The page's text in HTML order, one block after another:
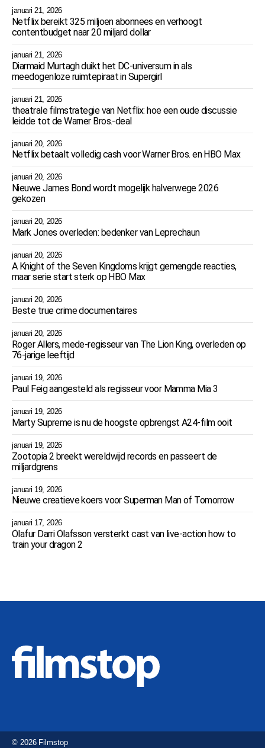
januari 21, 2026
Netflix bereikt 325 miljoen abonnees en verhoogt
contentbudget naar 20 miljard dollar
januari 21, 2026
Diarmaid Murtagh duikt het DC-universum in als
meedogenloze ruimtepiraat in Supergirl
januari 21, 2026
theatrale filmstrategie van Netflix: hoe een oude discussie
leidde tot de Warner Bros.-deal
januari 20, 2026
Netflix betaalt volledig cash voor Warner Bros. en HBO Max
januari 20, 2026
Nieuwe James Bond wordt mogelijk halverwege 2026
gekozen
januari 20, 2026
Mark Jones overleden: bedenker van Leprechaun
januari 20, 2026
A Knight of the Seven Kingdoms krijgt gemengde reacties,
maar serie start sterk op HBO Max
januari 20, 2026
Beste true crime documentaires
januari 20, 2026
Roger Allers, mede-regisseur van The Lion King, overleden op
76-jarige leeftijd
januari 19, 2026
Paul Feig aangesteld als regisseur voor Mamma Mia 3
januari 19, 2026
Marty Supreme is nu de hoogste opbrengst A24-film ooit
januari 19, 2026
Zootopia 2 breekt wereldwijd records en passeert de
miljardgrens
januari 19, 2026
Nieuwe creatieve koers voor Superman Man of Tomorrow
januari 17, 2026
Ólafur Darri Ólafsson versterkt cast van live-action how to
train your dragon 2
© 2026 Filmstop